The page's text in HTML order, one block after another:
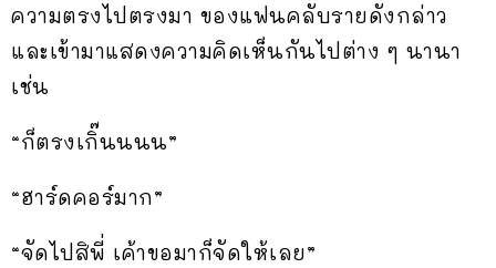
ความตรงไปตรงมา ของแฟนคลับรายดังกล่าว
และเข้ามาแสดงความคิดเห็นกันไปต่าง ๆ นานา
เช่น
“ก็ตรงเกิ๊นนนน”
“ฮาร์ดคอร์มาก”
“จัดไปสิพี่ เค้าขอมาก็จัดให้เลย”